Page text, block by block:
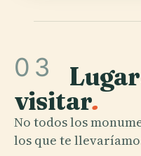
03
visitar.
No todos los
los que te